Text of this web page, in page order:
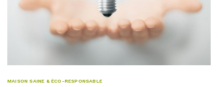
MAISON SAINE & ÉCO-RESPONSABLE